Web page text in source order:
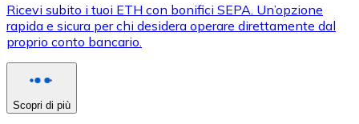
Ricevi subito i tuoi ETH con bonifici SEPA. Un’opzione
rapida e sicura per chi desidera operare direttamente dal
proprio conto bancario.
Scopri di più